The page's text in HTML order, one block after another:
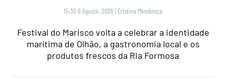
15:30 6 Agosto, 2026 | Cristina Mendonça
Festival do Marisco volta a celebrar a identidade
marítima de Olhão, a gastronomia local e os
produtos frescos da Ria Formosa